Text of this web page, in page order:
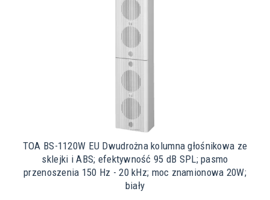
TOA BS-1120W EU Dwudrożna kolumna głośnikowa ze
sklejki i ABS; efektywność 95 dB SPL; pasmo
przenoszenia 150 Hz - 20 kHz; moc znamionowa 20W;
biały